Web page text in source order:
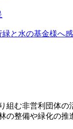
と水の基金様へ
組む非営利団体
の整備や緑化の